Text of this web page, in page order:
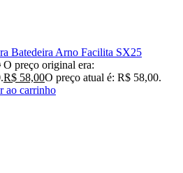
Batedeira Arno Facilita SX25
O preço original era:
R$ 58,00O preço atual é: R$ 58,00.
ao carrinho